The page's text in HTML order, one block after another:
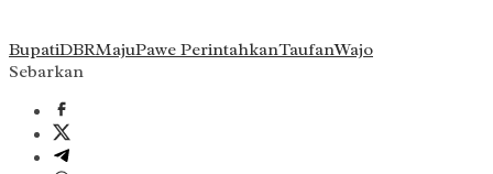
BupatiDBRMajuPawe PerintahkanTaufanWajo
Sebarkan